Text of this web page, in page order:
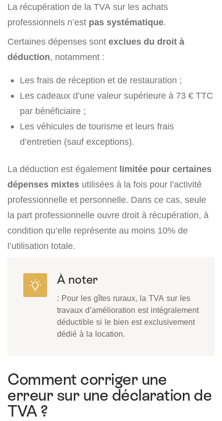
La récupération de la TVA sur les achats
professionnels n’est pas systématique.
Certaines dépenses sont exclues du droit à
déduction, notamment :
Les frais de réception et de restauration ;
Les cadeaux d’une valeur supérieure à 73 € TTC
par bénéficiaire ;
Les véhicules de tourisme et leurs frais
d’entretien (sauf exceptions).
La déduction est également limitée pour certaines
dépenses mixtes utilisées à la fois pour l’activité
professionnelle et personnelle. Dans ce cas, seule
la part professionnelle ouvre droit à récupération, à
condition qu’elle représente au moins 10% de
l’utilisation totale.
À noter
: Pour les gîtes ruraux, la TVA sur les
travaux d’amélioration est intégralement
déductible si le bien est exclusivement
dédié à la location.
Comment corriger une
erreur sur une déclaration de
TVA ?